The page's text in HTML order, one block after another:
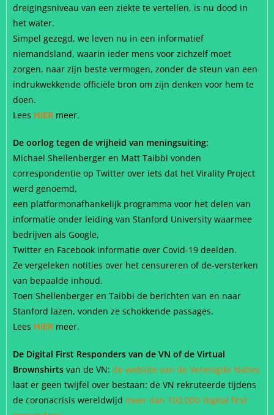
dreigingsniveau van een ziekte te vertellen, is nu dood in
het water.
Simpel gezegd, we leven nu in een informatief
niemandsland, waarin ieder mens voor zichzelf moet
zorgen, naar zijn beste vermogen, zonder de steun van een
indrukwekkende officiële bron om zijn denken voor hem te
doen.
Lees HIER meer.
De oorlog tegen de vrijheid van meningsuiting:
Michael Shellenberger en Matt Taibbi vonden
correspondentie op Twitter over iets dat het Virality Project
werd genoemd,
een platformonafhankelijk programma voor het delen van
informatie onder leiding van Stanford University waarmee
bedrijven als Google,
Twitter en Facebook informatie over Covid-19 deelden.
Ze vergeleken notities over het censureren of de-versterken
van bepaalde inhoud.
Toen Shellenberger en Taibbi de berichten van en naar
Stanford lazen, vonden ze schokkende passages.
Lees HIER meer.
De Digital First Responders van de VN of de Virtual
Brownshirts van de VN: de website van de Verenigde Naties
laat er geen twijfel over bestaan: de VN rekruteerde tijdens
de coronacrisis wereldwijd meer dan 100.000 ‘digital first